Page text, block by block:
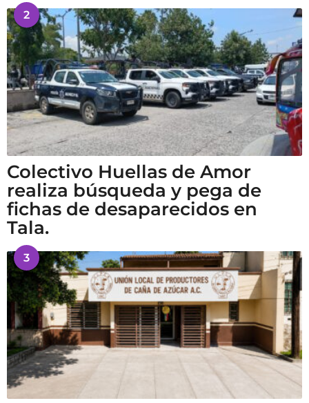
2
Colectivo Huellas de Amor
realiza búsqueda y pega de
fichas de desaparecidos en
Tala.
3